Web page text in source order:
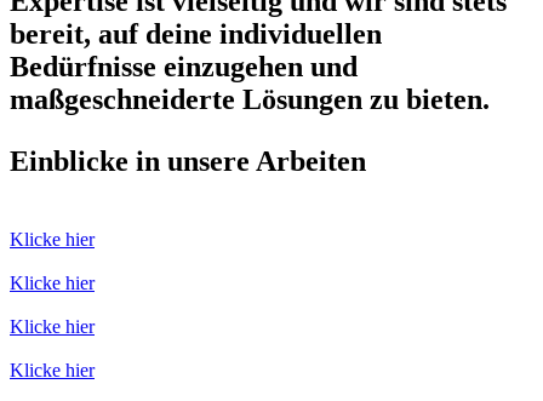
bereit, auf deine individuellen
Bedürfnisse einzugehen und
maßgeschneiderte Lösungen zu bieten.
Einblicke in unsere Arbeiten
Klicke hier
Klicke hier
Klicke hier
Klicke hier